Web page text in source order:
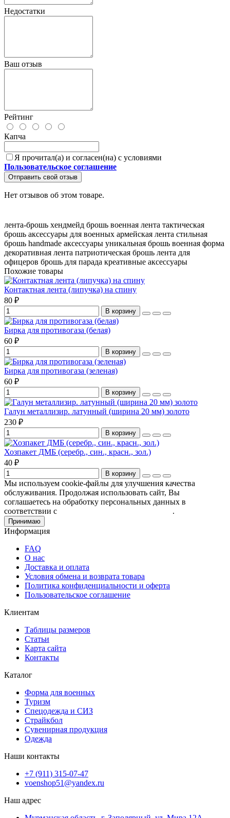
Недостатки
Ваш отзыв
Рейтинг
Капча
Я прочитал(а) и согласен(на) с условиями
Пользовательское соглашение
Отправить свой отзыв
Нет отзывов об этом товаре.
лента-брошь хендмейд брошь военная лента тактическая
брошь аксессуары для военных армейская лента стильная
брошь handmade аксессуары уникальная брошь военная форма
декоративная лента патриотическая брошь лента для
офицеров брошь для парада креативные аксессуары
Похожие товары
Контактная лента (липучка) на спину
80 ₽
В корзину
Бирка для противогаза (белая)
60 ₽
В корзину
Бирка для противогаза (зеленая)
60 ₽
В корзину
Галун металлизир. латунный (ширина 20 мм) золото
230 ₽
В корзину
Хозпакет ДМБ (серебр., син., красн., зол.)
40 ₽
В корзину
Мы используем cookie-файлы для улучшения качества
обслуживания. Продолжая использовать сайт, Вы
соглашаетесь на обработку персональных данных в
соответствии с
.
Принимаю
Информация
FAQ
О нас
Доставка и оплата
Условия обмена и возврата товара
Политика конфиденциальности и оферта
Пользовательское соглашение
Клиентам
Таблицы размеров
Статьи
Карта сайта
Контакты
Каталог
Форма для военных
Туризм
Спецодежда и СИЗ
Страйкбол
Сувенирная продукция
Одежда
Наши контакты
+7 (911) 315-07-47
voenshop51@yandex.ru
Наш адрес